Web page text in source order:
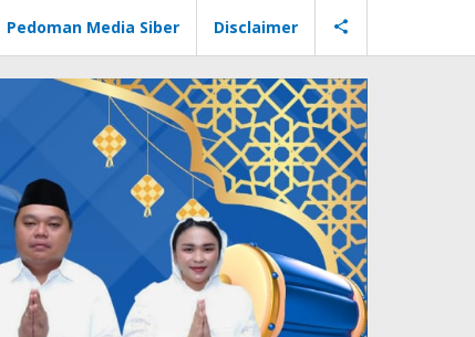
Pedoman Media Siber Disclaimer